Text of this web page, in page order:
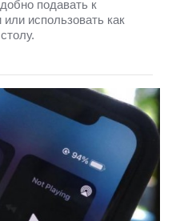
подавать к
использовать как